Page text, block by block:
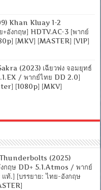
Khan Kluay 1-2
อังกฤษ] HDTV.AC-3 [พากย์
[MKV] [MASTER] [VIP]
(2023) เฉียวฟง จอมยุทธ์
/ พากย์ไทย DD 2.0]
[1080p] [MKV]
(2025)
งกฤษ DD+ 5.1.Atmos / พากย์
ท้.] [บรรยาย: ไทย-อังกฤษ